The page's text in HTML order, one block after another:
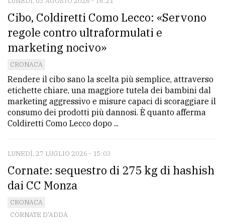
CONTATTI
La
redazione
Per
la
tua
pubblicità
CERCA
Cerca
per
comune
Cibo, Coldiretti Como Lecco: «Servono
regole contro ultraformulati e
marketing nocivo»
CRONACA
Rendere il cibo sano la scelta più semplice, attraverso
etichette chiare, una maggiore tutela dei bambini dal
marketing aggressivo e misure capaci di scoraggiare il
consumo dei prodotti più dannosi. È quanto afferma
Coldiretti Como Lecco dopo ...
LUNEDÌ, 27 LUGLIO 2026 - 15:03
Cornate: sequestro di 275 kg di hashish
dai CC Monza
CRONACA
CORNATE D'ADDA